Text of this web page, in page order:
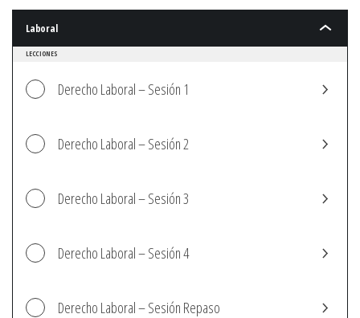
Laboral Laboral
LECCIONES
Derecho Laboral – Sesión 1
Derecho Laboral – Sesión 2
Derecho Laboral – Sesión 3
Derecho Laboral – Sesión 4
Derecho Laboral – Sesión Repaso